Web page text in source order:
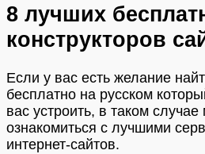
8 лучших
конструкторов
Если у вас есть желание
бесплатно на русском
вас устроить, в таком
ознакомиться с лучшими
интернет-сайтов.